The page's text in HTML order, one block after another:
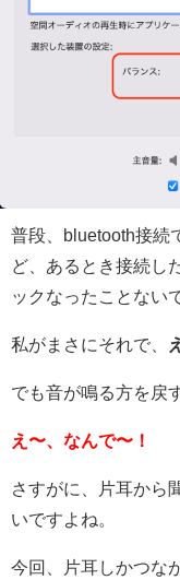
普段、bluetooth接続
ど、あるとき接続し
ックなったことない
私がまさにそれで、
でも音が鳴る方を戻
え〜、なんで〜！
さすがに、片耳から
いですよね。
今回、片耳しかつな